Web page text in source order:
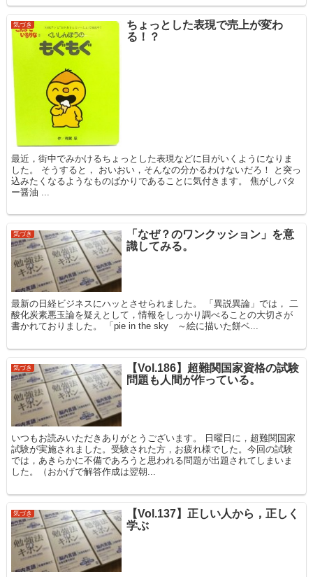
気づき
ちょっとした表現で売上が変わ
る！？
最近，街中でみかけるちょっとした表現などに目がいくようになりま
した。 そうすると， おいおい，そんなの分かるわけないだろ！ と突っ
込みたくなるようなものばかりであることに気付きます。 焦がしバタ
ー醤油 ...
気づき
「なぜ？のワンクッション」を意
識してみる。
最新の日経ビジネスにハッとさせられました。 「異説異論」では， 二
酸化炭素悪玉論を疑えとして，情報をしっかり調べることの大切さが
書かれておりました。 「pie in the sky ～絵に描いた餅ベ...
気づき
【Vol.186】超難関国家資格の試験
問題も人間が作っている。
いつもお読みいただきありがとうございます。 日曜日に，超難関国家
試験が実施されました。受験された方，お疲れ様でした。今回の試験
では，あきらかに不備であろうと思われる問題が出題されてしまいま
した。（おかげで解答作成は翌朝...
気づき
【Vol.137】正しい人から，正しく
学ぶ